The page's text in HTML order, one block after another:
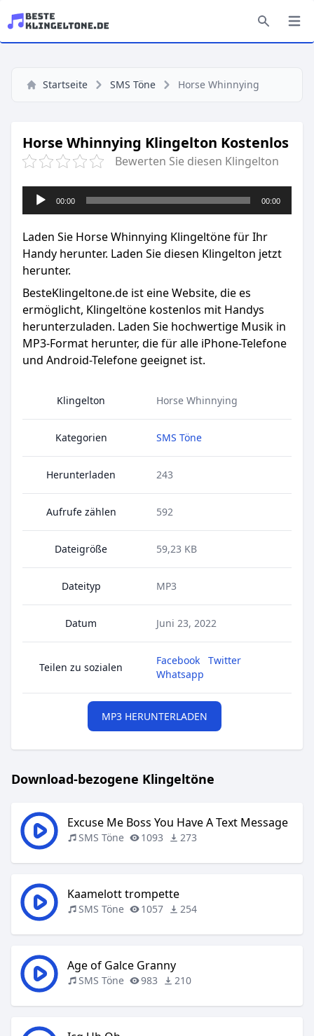
Startseite SMS Töne Horse Whinnying
Horse Whinnying Klingelton Kostenlos
Bewerten Sie diesen Klingelton
Audio-
Player
00:00 00:00
Laden Sie Horse Whinnying Klingeltöne für Ihr
Handy herunter. Laden Sie diesen Klingelton jetzt
herunter.
BesteKlingeltone.de ist eine Website, die es
ermöglicht, Klingeltöne kostenlos mit Handys
herunterzuladen. Laden Sie hochwertige Musik in
MP3-Format herunter, die für alle iPhone-Telefone
und Android-Telefone geeignet ist.
Klingelton Horse Whinnying
Kategorien SMS Töne
Herunterladen 243
Aufrufe zählen 592
Dateigröße 59,23 KB
Dateityp MP3
Datum Juni 23, 2022
Teilen zu sozialen
Facebook
Twitter
Whatsapp
MP3 HERUNTERLADEN
Download-bezogene Klingeltöne
Excuse Me Boss You Have A Text Message
SMS Töne 1093 273
Kaamelott trompette
SMS Töne 1057 254
Age of Galce Granny
SMS Töne 983 210